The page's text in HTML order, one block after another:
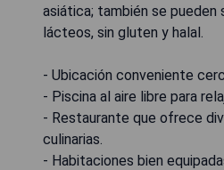
asiática; también se pueden
lácteos, sin gluten y halal.
- Ubicación conveniente
- Piscina al aire libre para
- Restaurante que ofrece
culinarias.
- Habitaciones bien